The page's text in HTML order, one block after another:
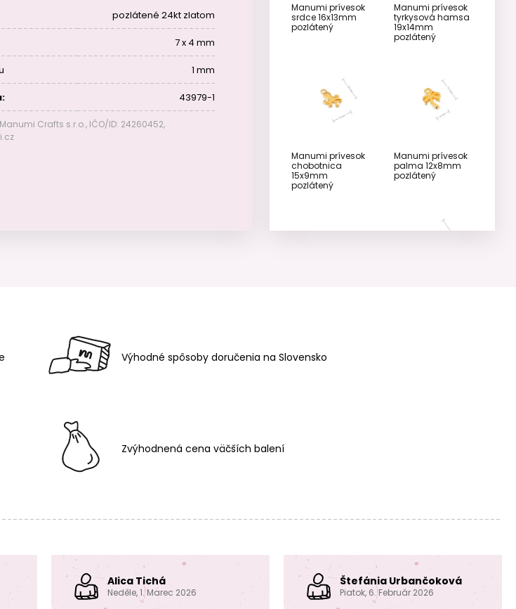
pozlátené 24kt zlatom
7 x 4 mm
1 mm
43979-1
Crafts s.r.o., IČO/ID: 24260452,
Manumi prívesok
srdce 16x13mm
pozlátený
Manumi prívesok
tyrkysová hamsa
19x14mm
pozlátený
Manumi prívesok
chobotnica
15x9mm
pozlátený
Manumi prívesok
palma 12x8mm
pozlátený
Manumi prívesok
koliesko s lúčmi
9mm pozlátený
Manumi prívesok
koliesko s lúčmi
9mm postriebrený
Výhodné spôsoby doručenia na Slovensko
Zvýhodnená cena väčších balení
Alica Tichá
Neděle, 1. Marec 2026
Štefánia Urbančoková
Piatok, 6. Február 2026